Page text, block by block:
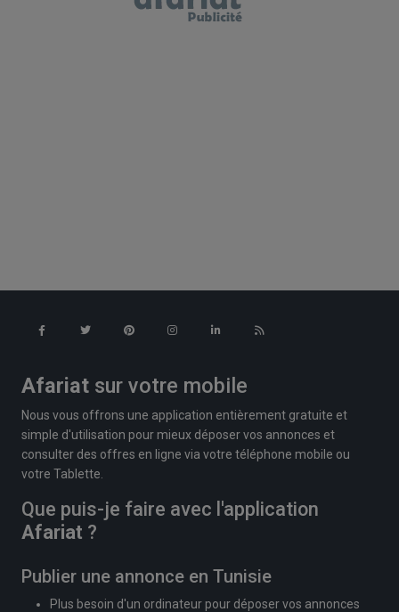
Afariat sur votre mobile
Nous vous offrons une application entièrement gratuite et
simple d'utilisation pour mieux déposer vos annonces et
consulter des offres en ligne via votre téléphone mobile ou
votre Tablette.
Que puis-je faire avec l'application
Afariat ?
Publier une annonce en Tunisie
Plus besoin d'un ordinateur pour déposer vos annonces